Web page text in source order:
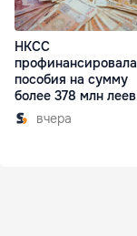
НКСС
профинансировала
пособия на сумму
более 378 млн леев
вчера